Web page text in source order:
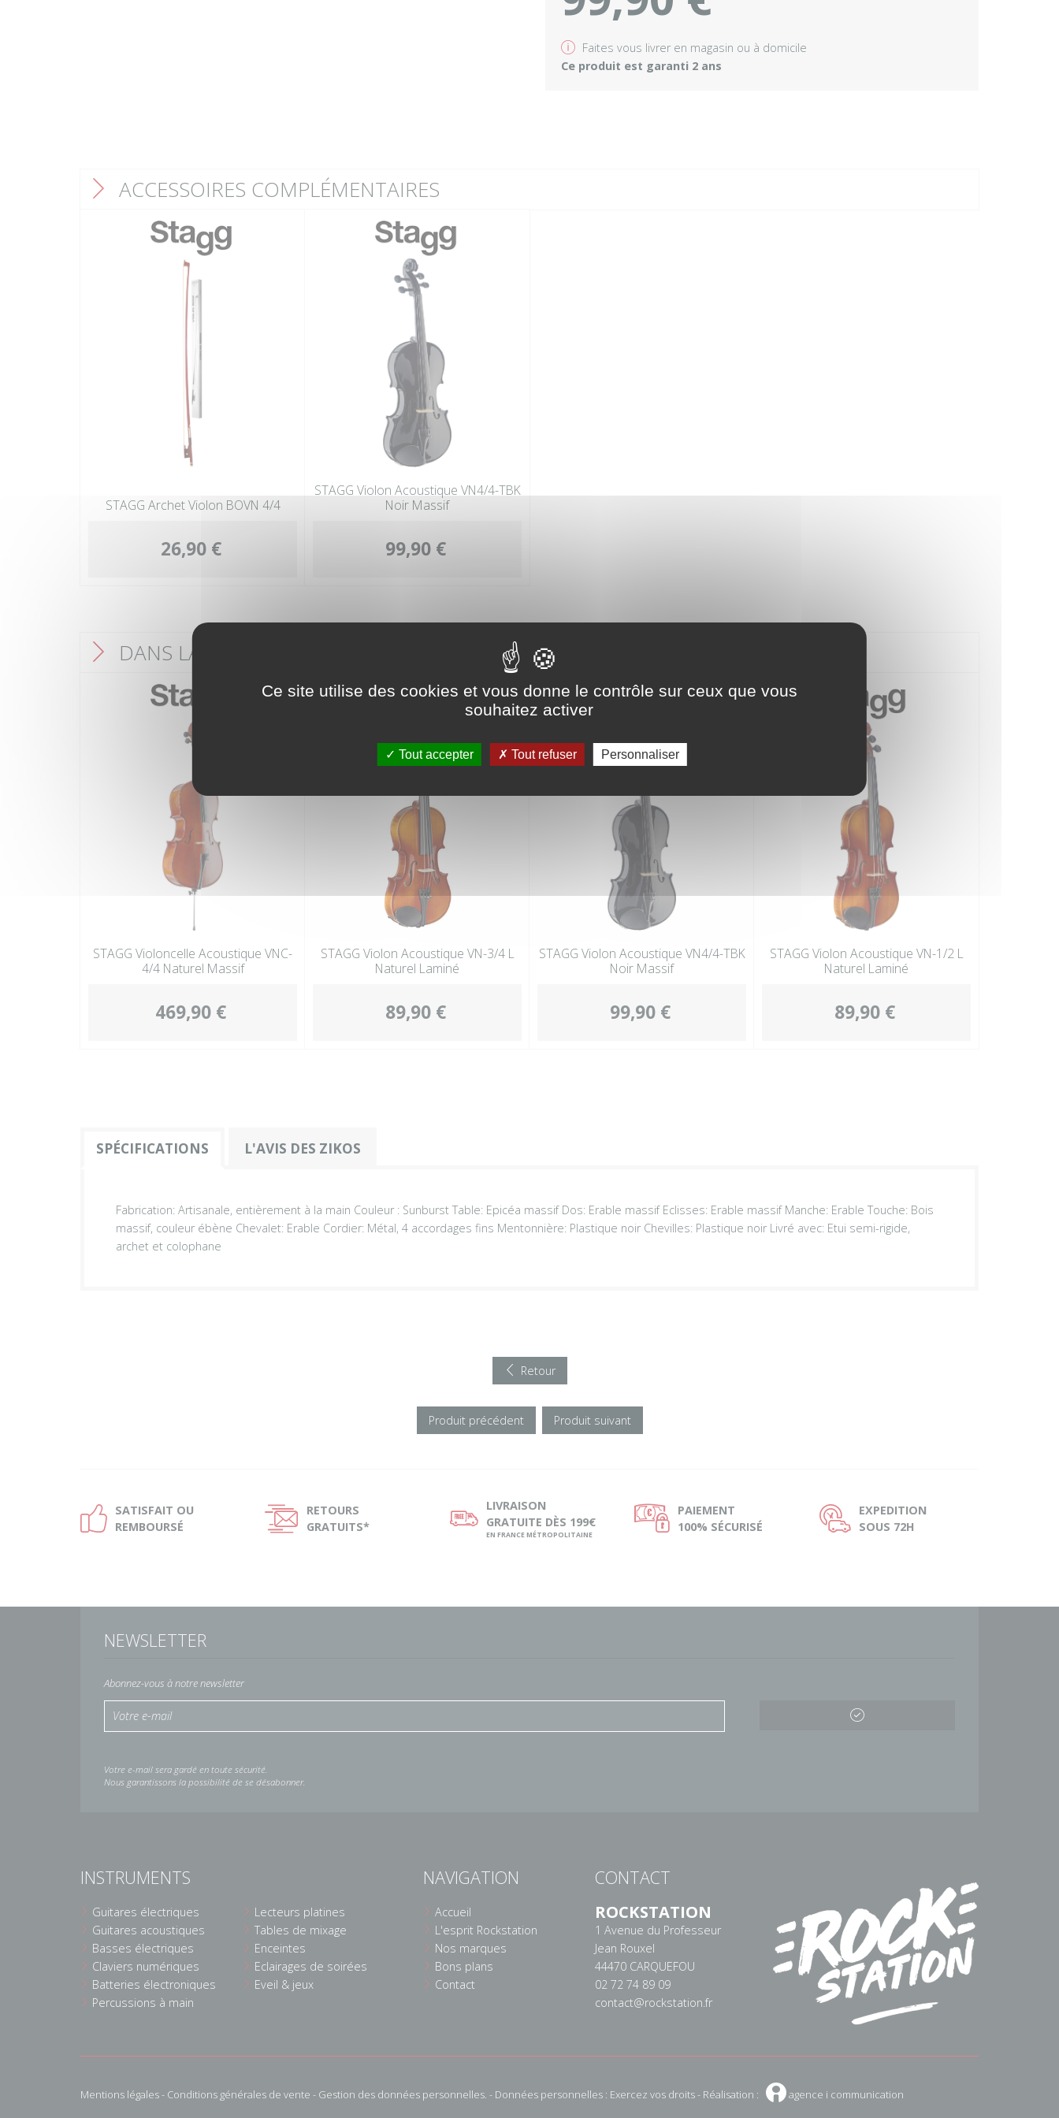
v Faites vous livrer en magasin ou à domicile
Ce produit est garanti 2 ans
F ACCESSOIRES COMPLÉMENTAIRES
STAGG Archet Violon BOVN 4/4
26,90 €
STAGG Violon Acoustique VN4/4-TBK
Noir Massif
99,90 €
F DANS LA MÊME CATÉGORIE
STAGG Violoncelle Acoustique VNC-
4/4 Naturel Massif
469,90 €
STAGG Violon Acoustique VN-3/4 L
Naturel Laminé
89,90 €
STAGG Violon Acoustique VN4/4-TBK
Noir Massif
99,90 €
STAGG Violon Acoustique VN-1/2 L
Naturel Laminé
89,90 €
SPÉCIFICATIONS L'AVIS DES ZIKOS
Fabrication: Artisanale, entièrement à la main Couleur : Sunburst Table: Epicéa massif Dos: Erable massif Eclisses: Erable massif Manche: Erable Touche: Bois
massif, couleur ébène Chevalet: Erable Cordier: Métal, 4 accordages fins Mentonnière: Plastique noir Chevilles: Plastique noir Livré avec: Etui semi-rigide,
archet et colophane
Retour
Produit précédent Produit suivant
Ð SATISFAIT OU
REMBOURSÉ
Ñ
RETOURS
GRATUITS*
ø LIVRAISON
GRATUITE DÈS 199€
EN FRANCE MÉTROPOLITAINE
Ø PAIEMENT
100% SÉCURISÉ
Ù
EXPEDITION
SOUS 72H
NEWSLETTER
Abonnez-vous à notre newsletter
Votre e-mail sera gardé en toute sécurité.
Nous garantissons la possibilité de se désabonner.
INSTRUMENTS
Guitares électriques
Guitares acoustiques
Basses électriques
Claviers numériques
Batteries électroniques
Percussions à main
Lecteurs platines
Tables de mixage
Enceintes
Eclairages de soirées
Eveil & jeux
NAVIGATION
Accueil
L'esprit Rockstation
Nos marques
Bons plans
Contact
CONTACT
ROCKSTATION
1 Avenue du Professeur
Jean Rouxel
44470 CARQUEFOU
02 72 74 89 09
contact@rockstation.fr
Mentions légales- Conditions générales de vente - Gestion des données personnelles. - Données personnelles : Exercez vos droits- Réalisation : Wagence i communication
Ce site utilise des cookies et vous donne le contrôle sur ceux que vous
souhaitez activer
Tout accepter Tout refuser Personnaliser